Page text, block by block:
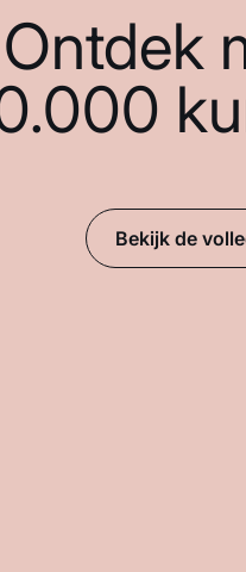
Ontdek
Bekijk de